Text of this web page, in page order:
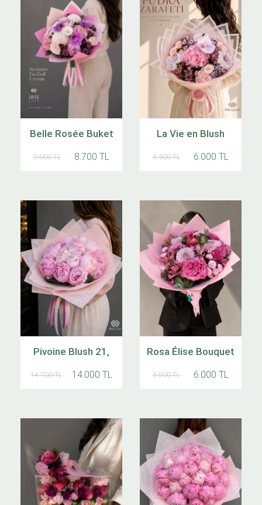
Belle Rosée Buket
9.000 TL 8.700 TL
La Vie en Blush
6.300 TL 6.000 TL
Pivoine Blush 21,
14.700 TL 14.000 TL
Rosa Élise Bouquet
6.500 TL 6.000 TL